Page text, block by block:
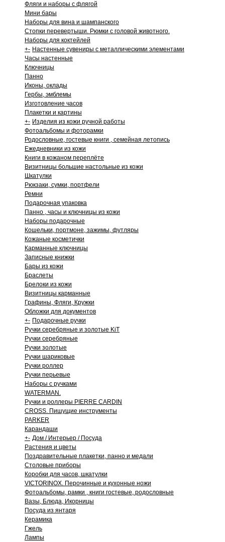
Фляги и наборы с флягой
Мини бары
Наборы для вина и шампанского
Стопки перевертыши. Рюмки с головой животного.
Наборы для коктейлей
+- Настенные сувениры с металлическими элементами
Часы настенные
Ключницы
Панно
Иконы, оклады
Гербы, эмблемы
Изготовление часов
Плакетки и картины
+- Изделия из кожи ручной работы
Фотоальбомы и фоторамки
Родословные, гостевые книги , семейная летопись
Ежедневники из кожи
Книги в кожаном переплёте
Визитницы большие настольные из кожи
Шкатулки
Рюкзаки, сумки, портфели
Ремни
Подарочная упаковка
Панно , часы и ключницы из кожи
Наборы подарочные
Кошельки, портмоне, зажимы, футляры
Кожаные косметички
Карманные ключницы
Записные книжки
Бары из кожи
Браслеты
Брелоки из кожи
Визитницы карманные
Графины, Фляги, Кружки
Обложки для документов
+- Подарочные ручки
Ручки серебряные и золотые KiT
Ручки серебряные
Ручки золотые
Ручки шариковые
Ручки роллер
Ручки перьевые
Наборы с ручками
WATERMAN.
Ручки и роллеры PIERRE CARDIN
CROSS. Пишущие инструменты
PARKER
Карандаши
+- Дом / Интерьер / Посуда
Растения и цветы
Поздравительные плакетки, панно и медали
Столовые приборы
Коробки для часов, шкатулки
VICTORINOX. Перочинные и кухонные ножи
Фотоальбомы, рамки , книги гостевые, родословные
Вазы, Блюда, Икорницы
Посуда из янтаря
Керамика
Гжель
Лампы